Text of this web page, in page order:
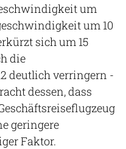
um
um 10
sich um 15
die
deutlich verringern -
dessen, dass
geringere
Faktor.